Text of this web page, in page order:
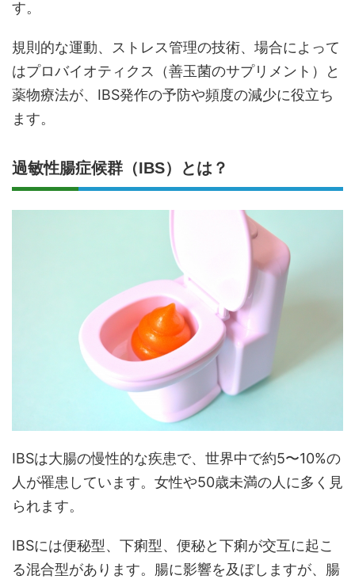
す。
規則的な運動、ストレス管理の技術、場合によって
はプロバイオティクス（善玉菌のサプリメント）と
薬物療法が、IBS発作の予防や頻度の減少に役立ち
ます。
過敏性腸症候群（IBS）とは？
IBSは大腸の慢性的な疾患で、世界中で約5〜10%の
人が罹患しています。女性や50歳未満の人に多く見
られます。
IBSには便秘型、下痢型、便秘と下痢が交互に起こ
る混合型があります。腸に影響を及ぼしますが、腸